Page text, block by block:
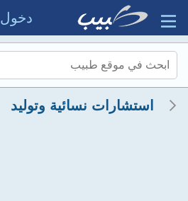
دخول
استشارات نسائية وتوليد